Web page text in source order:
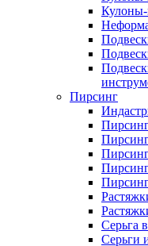
Пирсинг
Серьга
Серьги